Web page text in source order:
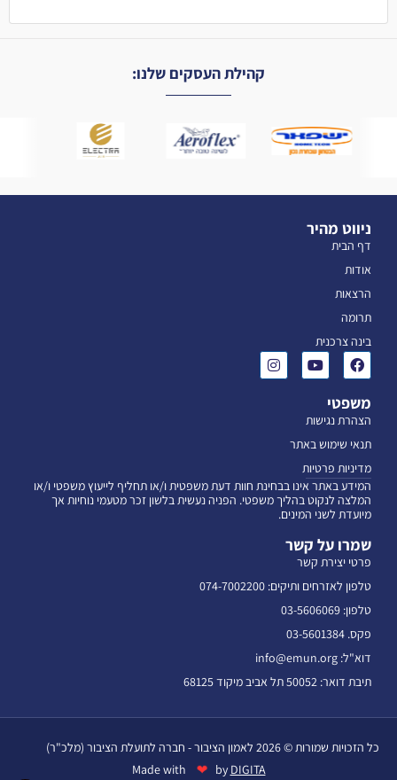
קהילת העסקים שלנו:
ניווט מהיר
דף הבית
אודות
הרצאות
תרומה
בינה צרכנית
משפטי
הצהרת נגישות
תנאי שימוש באתר
מדיניות פרטיות
המידע באתר אינו בבחינת חוות דעת משפטית ו/או תחליף לייעוץ משפטי ו/או
המלצה לנקוט בהליך משפטי. הפניה נעשית בלשון זכר מטעמי נוחיות אך
מיועדת לשני המינים.
שמרו על קשר
פרטי יצירת קשר
טלפון לאזרחים ותיקים: 074-7002200
טלפון: 03-5606069
פקס. 03-5601384
דוא"ל: info@emun.org
תיבת דואר: 50052 תל אביב מיקוד 68125
כל הזכויות שמורות © 2026 לאמון הציבור - חברה לתועלת הציבור (מלכ"ר)
Made with
❤ by DIGITA